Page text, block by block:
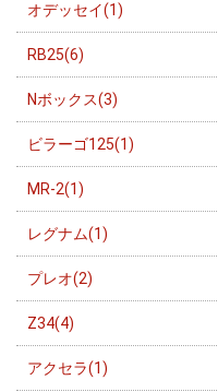
オデッセイ(1)
RB25(6)
Nボックス(3)
ビラーゴ125(1)
MR-2(1)
レグナム(1)
プレオ(2)
Z34(4)
アクセラ(1)